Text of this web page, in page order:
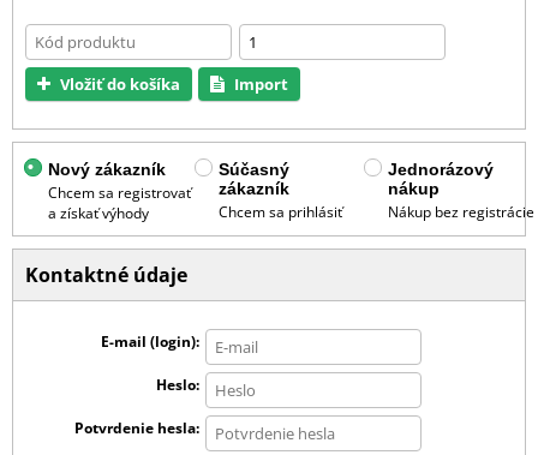
Vložiť do košíka Import
Nový zákazník
Chcem sa registrovať
a získať výhody
Súčasný
zákazník
Chcem sa prihlásiť
Jednorázový
nákup
Nákup bez registrácie
Kontaktné údaje
E-mail (login)
Heslo
Potvrdenie hesla